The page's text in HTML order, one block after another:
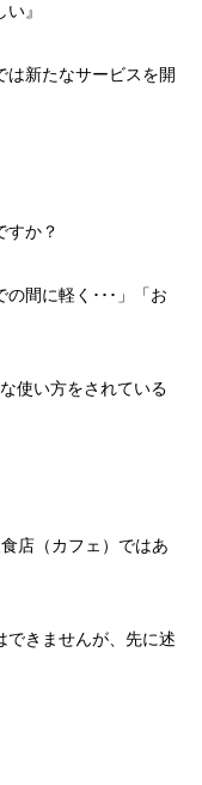
』
は新たなサービスを開
すか？
の間に軽く･･･」「お
使い方をされている
店（カフェ）ではあ
できませんが、先に述